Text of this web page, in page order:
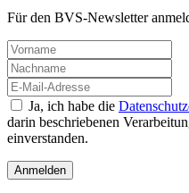
Für den BVS-Newsletter
Ja, ich habe die
darin beschriebenen
einverstanden.